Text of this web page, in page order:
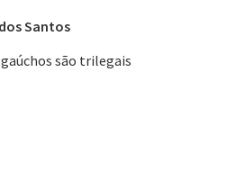
Santos
são trilegais